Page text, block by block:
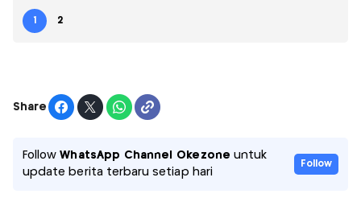
1 2
Share
FollowWhatsApp Channel Okezone untuk
update berita terbaru setiap hari
Follow